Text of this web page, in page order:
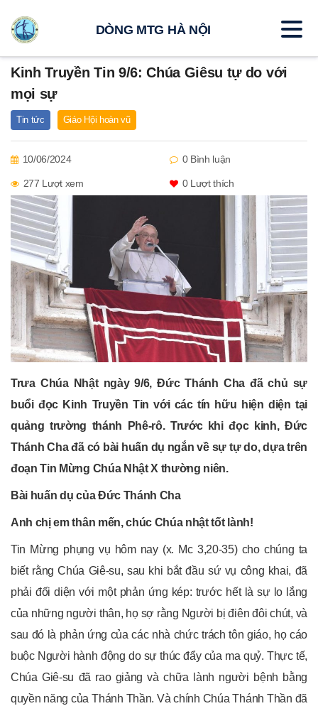
Kinh Truyền Tin 9/6: Chúa Giêsu tự do với
mọi sự
Tin tức Giáo Hội hoàn vũ
10/06/2024 0 Bình luận
277 Lượt xem 0Lượt thích
Trưa Chúa Nhật ngày 9/6, Đức Thánh Cha đã chủ sự
buổi đọc Kinh Truyền Tin với các tín hữu hiện diện tại
quảng trường thánh Phê-rô. Trước khi đọc kinh, Đức
Thánh Cha đã có bài huấn dụ ngắn về sự tự do, dựa trên
đoạn Tin Mừng Chúa Nhật X thường niên.
Bài huấn dụ của Đức Thánh Cha
Anh chị em thân mến, chúc Chúa nhật tốt lành!
Tin Mừng phụng vụ hôm nay (x. Mc 3,20-35) cho chúng ta
biết rằng Chúa Giê-su, sau khi bắt đầu sứ vụ công khai, đã
phải đối diện với một phản ứng kép: trước hết là sự lo lắng
của những người thân, họ sợ rằng Người bị điên đôi chút, và
sau đó là phản ứng của các nhà chức trách tôn giáo, họ cáo
buộc Người hành động do sự thúc đẩy của ma quỷ. Thực tế,
Chúa Giê-su đã rao giảng và chữa lành người bệnh bằng
quyền năng của Thánh Thần. Và chính Chúa Thánh Thần đã
DÒNG MTG HÀ NỘI